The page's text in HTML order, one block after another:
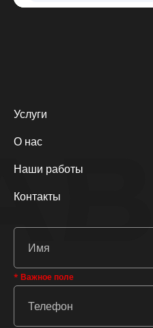
Услуги
О нас
Наши работы
Контакты
* Важное поле